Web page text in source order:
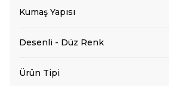
Kumaş Yapısı
Desenli - Düz Renk
Ürün Tipi